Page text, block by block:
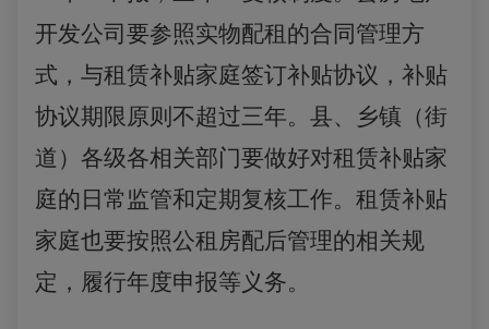
开发公司要参照实物配租的合同管理方
式，与租赁补贴家庭签订补贴协议，补贴
协议期限原则不超过三年。县、乡镇（街
道）各级各相关部门要做好对租赁补贴家
庭的日常监管和定期复核工作。租赁补贴
家庭也要按照公租房配后管理的相关规
定，履行年度申报等义务。